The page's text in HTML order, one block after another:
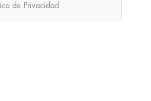
de Privacidad